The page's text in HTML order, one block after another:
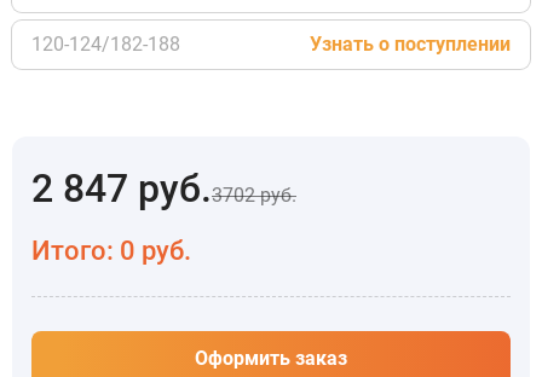
120-124/182-188 Узнать о поступлении
2 847 руб.3702руб.
Итого: 0 руб.
Оформить заказ